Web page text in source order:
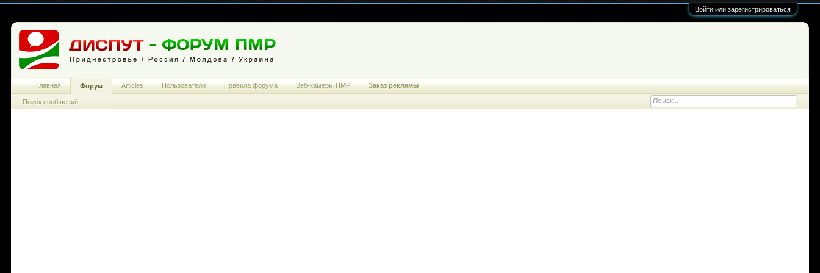
Войти или зарегистрироваться
Главная Форум
Поиск сообщений
Articles Пользователи Правила форума Веб-камеры ПМР Заказ рекламы